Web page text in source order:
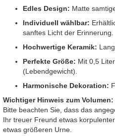
Edles Design: Matte
Individuell wählbar:
sanftes Licht der Erinnerung.
Hochwertige Keramik:
Perfekte Größe: Mit 0,5
(Lebendgewicht).
Harmonische Dekoration:
Wichtiger Hinweis zum Volumen:
Bitte beachten Sie, dass das
Ihr treuer Freund etwas
etwas größeren Urne.